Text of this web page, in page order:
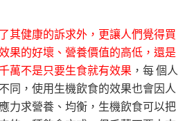
其健康的訴求外，更讓人們覺得買
果的好壞、營養價值的高低，還是
萬不是只要生食就有效果 ，每 個人
同，使用生機飲食的效果也會因人
力求營養、均衡，生機飲食可以把